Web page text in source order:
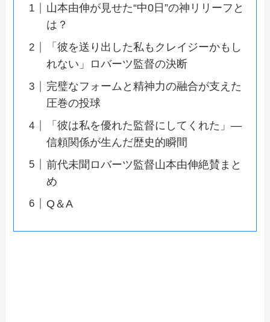
山本由伸が見せた“中0日”の神リリーフと
は？
「彼を送り出した私もクレイジーかもし
れない」ロバーツ監督の決断
完璧なフォームと精神力の融合が支えた
圧巻の投球
「彼は私を優れた監督にしてくれた」―
信頼関係が生んだ歴史的瞬間
前代未聞ロバーツ監督山本由伸絶賛まと
め
Q＆A